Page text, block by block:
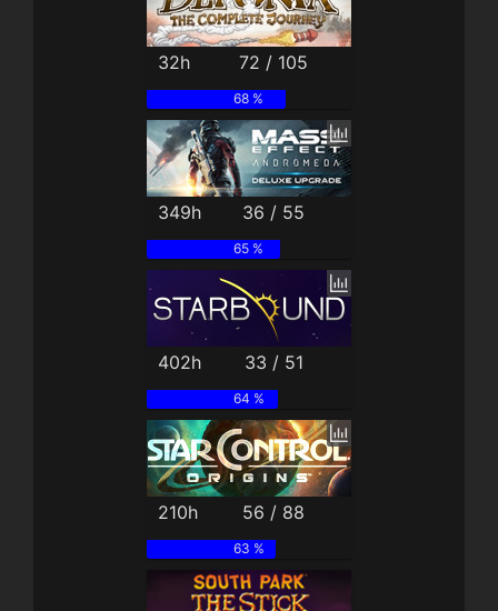
32h 72 / 105
68 %
349h 36 / 55
65 %
402h 33 / 51
64 %
210h 56 / 88
63 %